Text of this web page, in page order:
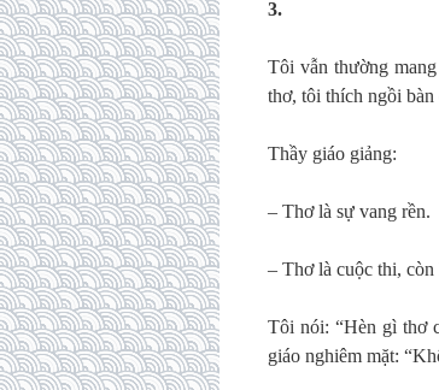
3.
Tôi vẫn thường
thơ, tôi thích ngồi bàn
Thầy giáo giảng:
– Thơ là sự vang rền.
– Thơ là cuộc thi,
Tôi nói: “Hèn gì thơ
giáo nghiêm mặt: